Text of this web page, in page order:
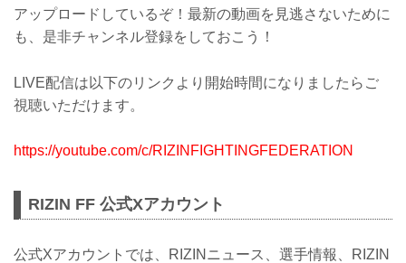
アップロードしているぞ！最新の動画を見逃さないために
も、是非チャンネル登録をしておこう！
LIVE配信は以下のリンクより開始時間になりましたらご
視聴いただけます。
https://youtube.com/c/RIZINFIGHTINGFEDERATION
RIZIN FF 公式Xアカウント
公式Xアカウントでは、RIZINニュース、選手情報、RIZIN